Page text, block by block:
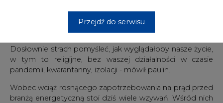
Przejdź do serwisu
bez niej nie mogłoby się dokonywać dzieło
Dosłownie strach pomyśleć, jak wyglądałoby nasze życie,
w tym to religijne, bez waszej działalności w czasie
pandemii, kwarantanny, izolacji - mówił paulin.
Wobec wciąż rosnącego zapotrzebowania na prąd przed
branżą energetyczną stoi dziś wiele wzywań. Wśród nich